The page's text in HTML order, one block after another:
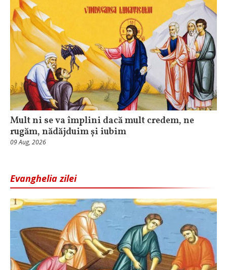
Mult ni se va împlini dacă mult credem, ne
rugăm, nădăjduim și iubim
09 Aug, 2026
Evanghelia zilei